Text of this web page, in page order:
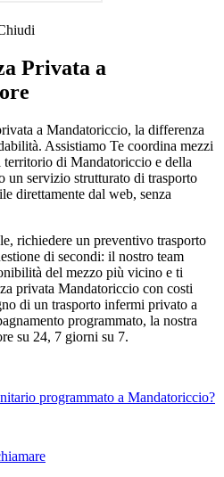
Privata a
a Mandatoriccio, la differenza
Assistiamo Te coordina mezzi
territorio di Mandatoriccio e della
un servizio strutturato di trasporto
direttamente dal web, senza
richiedere un preventivo trasporto
di secondi: il nostro team
del mezzo più vicino e ti
privata Mandatoriccio con costi
di un trasporto infermi privato a
programmato, la nostra
su 24, 7 giorni su 7.
programmato a Mandatoriccio?